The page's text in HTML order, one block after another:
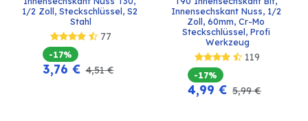
1/2 Zoll, Steckschlüssel, S2
Stahl
77
-17%
3,76 € 4,51€
Innensechskant Nuss, 1/2
Zoll, 60mm, Cr-Mo
Steckschlüssel, Profi
Werkzeug
119
-17%
4,99 € 5,99€